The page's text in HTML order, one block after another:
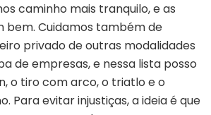
caminho mais tranquilo, e as
bem. Cuidamos também de
privado de outras modalidades
de empresas, e nessa lista posso
o tiro com arco, o triatlo e o
Para evitar injustiças, a ideia é que